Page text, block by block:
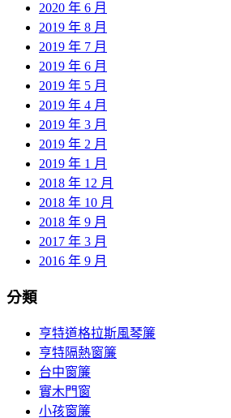
2020 年 6 月
2019 年 8 月
2019 年 7 月
2019 年 6 月
2019 年 5 月
2019 年 4 月
2019 年 3 月
2019 年 2 月
2019 年 1 月
2018 年 12 月
2018 年 10 月
2018 年 9 月
2017 年 3 月
2016 年 9 月
分類
亨特道格拉斯風琴簾
亨特隔熱窗簾
台中窗簾
實木門窗
小孩窗簾